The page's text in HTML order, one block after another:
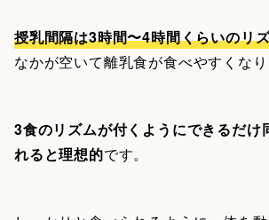
授乳間隔は3時間〜4時間くらいのリ
なかが空いて離乳食が食べやすくなり
3食のリズムが付くようにできるだけ
れると理想的です。